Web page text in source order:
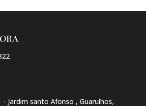
- Jardim santo Afonso , Guarulhos,